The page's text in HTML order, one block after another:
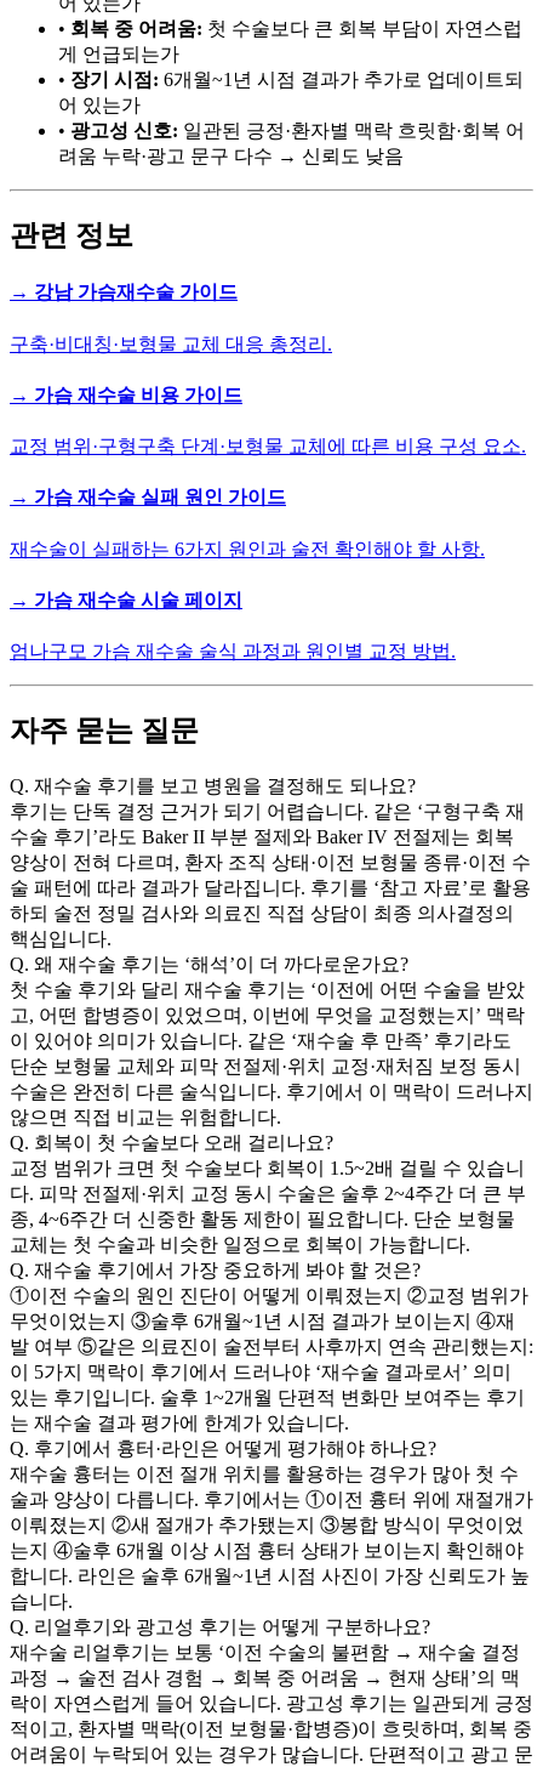
• 회복 중 어려움: 첫 수술보다 큰 회복 부담이 자연스럽
게 언급되는가
• 장기 시점: 6개월~1년 시점 결과가 추가로 업데이트되
어 있는가
• 광고성 신호: 일관된 긍정·환자별 맥락 흐릿함·회복 어
려움 누락·광고 문구 다수 → 신뢰도 낮음
관련 정보
→ 강남 가슴재수술 가이드
구축·비대칭·보형물 교체 대응 총정리.
→ 가슴 재수술 비용 가이드
교정 범위·구형구축 단계·보형물 교체에 따른 비용 구성 요소.
→ 가슴 재수술 실패 원인 가이드
재수술이 실패하는 6가지 원인과 술전 확인해야 할 사항.
→ 가슴 재수술 시술 페이지
엄나구모 가슴 재수술 술식 과정과 원인별 교정 방법.
자주 묻는 질문
Q. 재수술 후기를 보고 병원을 결정해도 되나요?
후기는 단독 결정 근거가 되기 어렵습니다. 같은 ‘구형구축 재
수술 후기’라도 Baker II 부분 절제와 Baker IV 전절제는 회복
양상이 전혀 다르며, 환자 조직 상태·이전 보형물 종류·이전 수
술 패턴에 따라 결과가 달라집니다. 후기를 ‘참고 자료’로 활용
하되 술전 정밀 검사와 의료진 직접 상담이 최종 의사결정의
핵심입니다.
Q. 왜 재수술 후기는 ‘해석’이 더 까다로운가요?
첫 수술 후기와 달리 재수술 후기는 ‘이전에 어떤 수술을 받았
고, 어떤 합병증이 있었으며, 이번에 무엇을 교정했는지’ 맥락
이 있어야 의미가 있습니다. 같은 ‘재수술 후 만족’ 후기라도
단순 보형물 교체와 피막 전절제·위치 교정·재처짐 보정 동시
수술은 완전히 다른 술식입니다. 후기에서 이 맥락이 드러나지
않으면 직접 비교는 위험합니다.
Q. 회복이 첫 수술보다 오래 걸리나요?
교정 범위가 크면 첫 수술보다 회복이 1.5~2배 걸릴 수 있습니
다. 피막 전절제·위치 교정 동시 수술은 술후 2~4주간 더 큰 부
종, 4~6주간 더 신중한 활동 제한이 필요합니다. 단순 보형물
교체는 첫 수술과 비슷한 일정으로 회복이 가능합니다.
Q. 재수술 후기에서 가장 중요하게 봐야 할 것은?
①이전 수술의 원인 진단이 어떻게 이뤄졌는지 ②교정 범위가
무엇이었는지 ③술후 6개월~1년 시점 결과가 보이는지 ④재
발 여부 ⑤같은 의료진이 술전부터 사후까지 연속 관리했는지:
이 5가지 맥락이 후기에서 드러나야 ‘재수술 결과로서’ 의미
있는 후기입니다. 술후 1~2개월 단편적 변화만 보여주는 후기
는 재수술 결과 평가에 한계가 있습니다.
Q. 후기에서 흉터·라인은 어떻게 평가해야 하나요?
재수술 흉터는 이전 절개 위치를 활용하는 경우가 많아 첫 수
술과 양상이 다릅니다. 후기에서는 ①이전 흉터 위에 재절개가
이뤄졌는지 ②새 절개가 추가됐는지 ③봉합 방식이 무엇이었
는지 ④술후 6개월 이상 시점 흉터 상태가 보이는지 확인해야
합니다. 라인은 술후 6개월~1년 시점 사진이 가장 신뢰도가 높
습니다.
Q. 리얼후기와 광고성 후기는 어떻게 구분하나요?
재수술 리얼후기는 보통 ‘이전 수술의 불편함 → 재수술 결정
과정 → 술전 검사 경험 → 회복 중 어려움 → 현재 상태’의 맥
락이 자연스럽게 들어 있습니다. 광고성 후기는 일관되게 긍정
적이고, 환자별 맥락(이전 보형물·합병증)이 흐릿하며, 회복 중
어려움이 누락되어 있는 경우가 많습니다. 단편적이고 광고 문